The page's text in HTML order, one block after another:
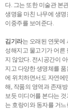
다. 그는 또한 미술관 본
생명을 마친 나무에 생
이중주를 보여준다.
김기라는 오래된 연못에
성해지고 물고기가 어른
지 않았다. 전시공간이
지고 다양한 생명체를
에 위치하면서도 자연에
해, 작품의 영역과 존재
보듯 미디어를 본다는
는 호랑이와 동자를 거